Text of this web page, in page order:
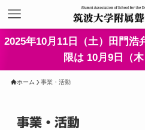
2025年10月11日（土）田門浩
限は 10月9日（木
ホーム 事業・活動
事業・活動